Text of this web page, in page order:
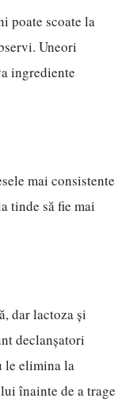
poate scoate la
Uneori
ingrediente
mai consistente
tinde să fie mai
dar lactoza și
declanșatori
le elimina la
înainte de a trage